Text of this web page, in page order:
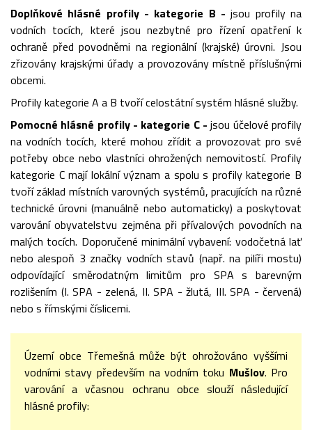
Doplňkové hlásné profily - kategorie B - jsou profily na
vodních tocích, které jsou nezbytné pro řízení opatření k
ochraně před povodněmi na regionální (krajské) úrovni. Jsou
zřizovány krajskými úřady a provozovány místně příslušnými
obcemi.
Profily kategorie A a B tvoří celostátní systém hlásné služby.
Pomocné hlásné profily - kategorie C - jsou účelové profily
na vodních tocích, které mohou zřídit a provozovat pro své
potřeby obce nebo vlastníci ohrožených nemovitostí. Profily
kategorie C mají lokální význam a spolu s profily kategorie B
tvoří základ místních varovných systémů, pracujících na různé
technické úrovni (manuálně nebo automaticky) a poskytovat
varování obyvatelstvu zejména při přívalových povodních na
malých tocích. Doporučené minimální vybavení: vodočetná lať
nebo alespoň 3 značky vodních stavů (např. na pilíři mostu)
odpovídající směrodatným limitům pro SPA s barevným
rozlišením (I. SPA - zelená, II. SPA - žlutá, III. SPA - červená)
nebo s římskými číslicemi.
Území obce Třemešná může být ohrožováno vyššími
vodními stavy především na vodním toku Mušlov. Pro
varování a včasnou ochranu obce slouží následující
hlásné profily: